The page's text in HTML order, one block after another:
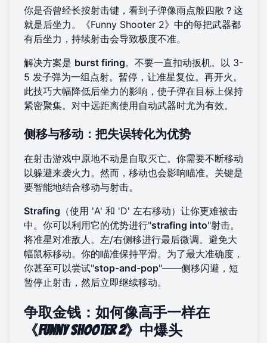
你是否曾经长按射击键，看到子弹像雨点般四散？这
就是后坐力。《Funny Shooter 2》中的每把武器都
有后坐力，持续射击会导致极度不准。
解决方案是 burst firing。不要一直扣动扳机。以 3-
5 发子弹为一组点射。暂停，让准星复位。再开火。
此技巧大幅降低后坐力的影响，使子弹在目标上保持
紧密聚集。对中远距离使用自动武器时尤为有效。
侧移与移动：把失误转化为优势
在射击游戏中原地不动是自取灭亡。你需要不断移动
以躲避来袭火力。然而，移动也会影响瞄准。关键是
要智能地结合移动与射击。
Strafing （使用 'A' 和 'D' 左右移动）让你更难被击
中。你可以利用它的优势进行"strafing into"射击。
将准星对准敌人。左/右侧移进行最后微调。避免大
幅鼠标移动。你的瞄准保持平滑。为了最大准确度，
你甚至可以尝试"stop-and-pop"——侧移闪避，短
暂停止射击，然后立即继续移动。
争取金钱：如何像高手一样在
《Funny Shooter 2》中爆头